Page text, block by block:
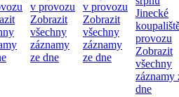
v provozu
Zobrazit
všechny
záznamy
ze dne
v provozu
Zobrazit
všechny
záznamy
ze dne
Jinecké
provozu
Zobrazit
všechny
záznamy
dne